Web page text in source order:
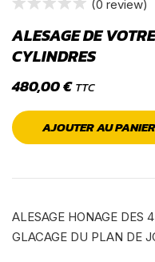
(0 review)
ALESAGE DE
CYLINDRES
480,00€ TTC
AJOUTER AU PANIER
ALESAGE HONAGE DES
GLACAGE DU PLAN DE